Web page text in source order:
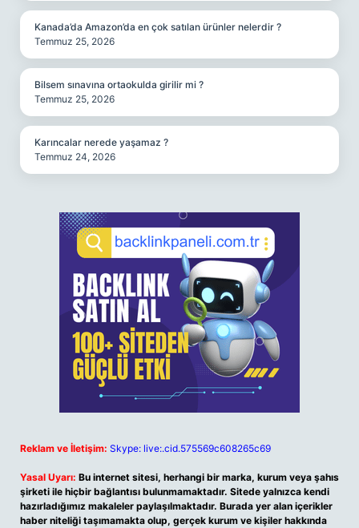
Kanada’da Amazon’da en çok satılan ürünler nelerdir ?
Temmuz 25, 2026
Bilsem sınavına ortaokulda girilir mi ?
Temmuz 25, 2026
Karıncalar nerede yaşamaz ?
Temmuz 24, 2026
Reklam ve İletişim: Skype: live:.cid.575569c608265c69
Yasal Uyarı: Bu internet sitesi, herhangi bir marka, kurum veya şahıs
şirketi ile hiçbir bağlantısı bulunmamaktadır. Sitede yalnızca kendi
hazırladığımız makaleler paylaşılmaktadır. Burada yer alan içerikler
haber niteliği taşımamakta olup, gerçek kurum ve kişiler hakkında